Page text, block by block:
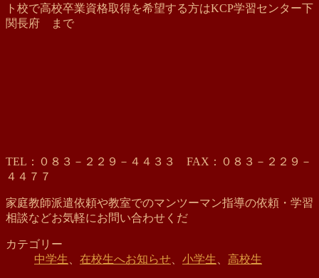
ト校で高校卒業資格取得を希望する方はKCP学習センター下
関長府 まで
TEL：０８３－２２９－４４３３ FAX：０８３－２２９－
４４７７
家庭教師派遣依頼や教室でのマンツーマン指導の依頼・学習
相談などお気軽にお問い合わせくだ
カテゴリー
中学生
在校生へお知らせ 小学生 高校生